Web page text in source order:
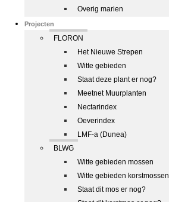
Overig marien
Projecten
FLORON
Het Nieuwe Strepen
Witte gebieden
Staat deze plant er nog?
Meetnet Muurplanten
Nectarindex
Oeverindex
LMF-a (Dunea)
BLWG
Witte gebieden mossen
Witte gebieden korstmossen
Staat dit mos er nog?